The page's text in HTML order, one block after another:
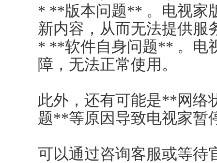
* **版本问题** 。电视家
新内容，从而无法提供服
* **软件自身问题** 。电
障，无法正常使用。
此外，还有可能是**网
题**等原因导致电视家暂
可以通过咨询客服或等待